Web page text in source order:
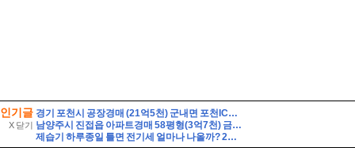
인기글
X 닫기
경기 포천시 공장경매 (21억5천) 군내면 포천IC근거리 토지1548평 건물475평 창고시설 작업장사무실 유찰2회 포천시군내면공장창고 법원경매 매매
남양주시 진접읍 아파트경매 58평형(3억7천) 금곡리 해밀초등학교인근 신영지웰 10층 유찰2회 급매시세 남양주진접신영지웰아파트 부동산경매 매매
제습기 하루종일 틀면 전기세 얼마나 나올까? 24시간 사용 전기요금 계산법 7가지